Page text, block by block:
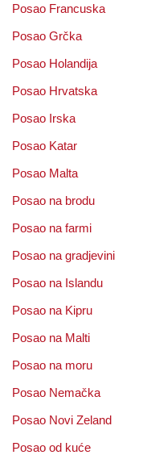
Posao Francuska
Posao Grčka
Posao Holandija
Posao Hrvatska
Posao Irska
Posao Katar
Posao Malta
Posao na brodu
Posao na farmi
Posao na gradjevini
Posao na Islandu
Posao na Kipru
Posao na Malti
Posao na moru
Posao Nemačka
Posao Novi Zeland
Posao od kuće